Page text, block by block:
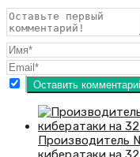
Производитель